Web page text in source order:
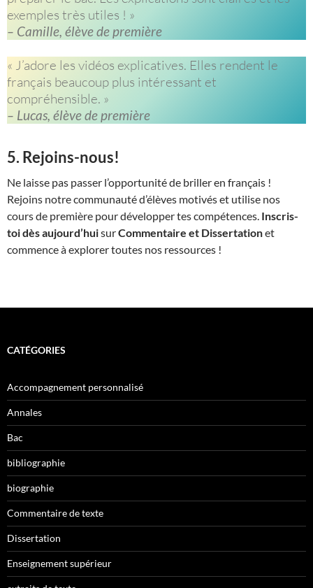
exemples très utiles ! »
– Camille, élève de première
« J’adore les vidéos explicatives. Elles rendent le
français beaucoup plus intéressant et
compréhensible. »
– Lucas, élève de première
5. Rejoins-nous!
Ne laisse pas passer l’opportunité de briller en français !
Rejoins notre communauté d’élèves motivés et utilise nos
cours de première pour développer tes compétences. Inscris-
toi dès aujourd’huisurCommentaire et Dissertationet
commence à explorer toutes nos ressources !
CATÉGORIES
Accompagnement personnalisé
Annales
Bac
bibliographie
biographie
Commentaire de texte
Dissertation
Enseignement supérieur